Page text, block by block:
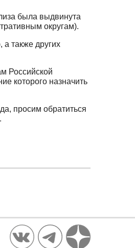
была выдвинута
округам).
а также других
Российской
которого назначить
просим обратиться